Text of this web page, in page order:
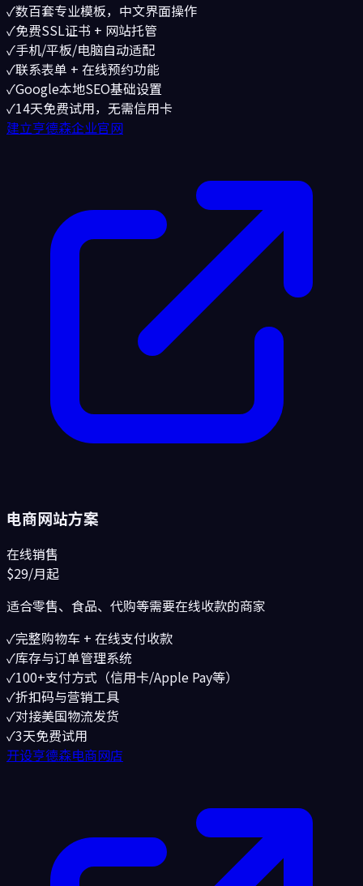
✓数百套专业模板，中文界面操作
✓免费SSL证书 + 网站托管
✓手机/平板/电脑自动适配
✓联系表单 + 在线预约功能
✓Google本地SEO基础设置
✓14天免费试用，无需信用卡
建立亨德森企业官网
电商网站方案
在线销售
$29/月起
适合零售、食品、代购等需要在线收款的商家
✓完整购物车 + 在线支付收款
✓库存与订单管理系统
✓100+支付方式（信用卡/Apple Pay等）
✓折扣码与营销工具
✓对接美国物流发货
✓3天免费试用
开设亨德森电商网店